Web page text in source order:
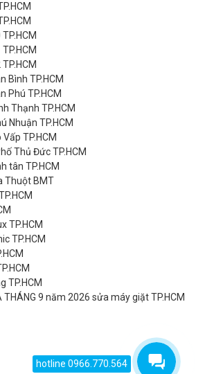
Bình TP.HCM
Phú TP.HCM
Thạnh TP.HCM
Nhuận TP.HCM
TP.HCM
Thủ Đức TP.HCM
tân TP.HCM
Thuột BMT
TP.HCM
TP.HCM
TP.HCM
THÁNG 9 năm 2026 sửa máy giặt TP.HCM
hotline 0966.770.564